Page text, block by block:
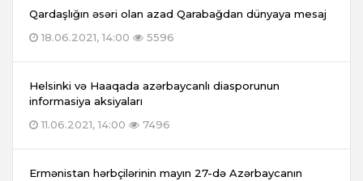
Qardaşlığın əsəri olan azad Qarabağdan dünyaya mesaj
18.06.2021, 14:00
5596
Helsinki və Haaqada azərbaycanlı diasporunun
informasiya aksiyaları
11.06.2021, 14:00
7496
Ermənistan hərbçilərinin mayın 27-də Azərbaycanın